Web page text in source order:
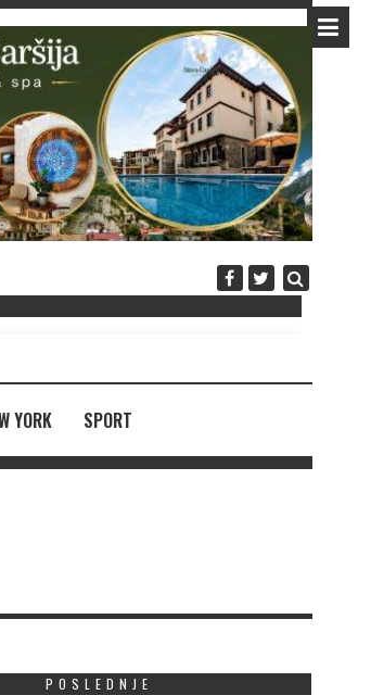
Diplomatija po
YORK SPORT
POSLEDNJE